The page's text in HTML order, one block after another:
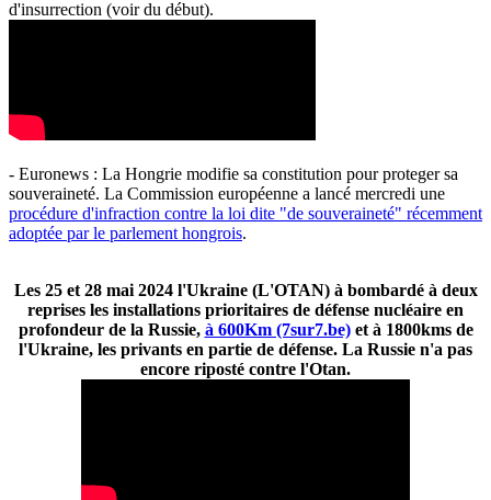
d'insurrection (voir du début).
- Euronews : La Hongrie modifie sa constitution pour proteger sa
souveraineté. La Commission européenne a lancé mercredi une
procédure d'infraction contre la loi dite "de souveraineté" récemment
adoptée par le parlement hongrois.
Les 25 et 28 mai 2024 l'Ukraine (L'OTAN) à bombardé à deux
reprises les installations prioritaires de défense nucléaire en
profondeur de la Russie, à 600Km (7sur7.be)et à 1800kms de
l'Ukraine, les privants en partie de défense. La Russie n'a pas
encore riposté contre l'Otan.